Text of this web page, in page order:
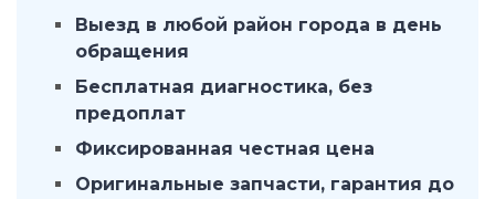
Выезд в любой район города в день
обращения
Бесплатная диагностика, без
предоплат
Фиксированная честная цена
Оригинальные запчасти, гарантия до